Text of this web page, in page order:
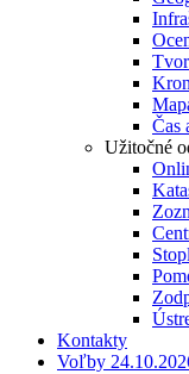
Čas
Užitočné
Kontakty
Voľby